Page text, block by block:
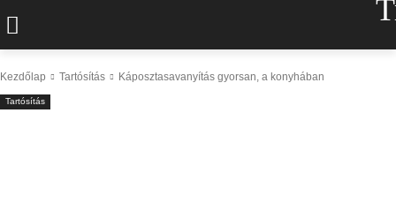
Kezdőlap Tartósítás Káposztasavanyítás gyorsan, a konyhában
Tartósítás